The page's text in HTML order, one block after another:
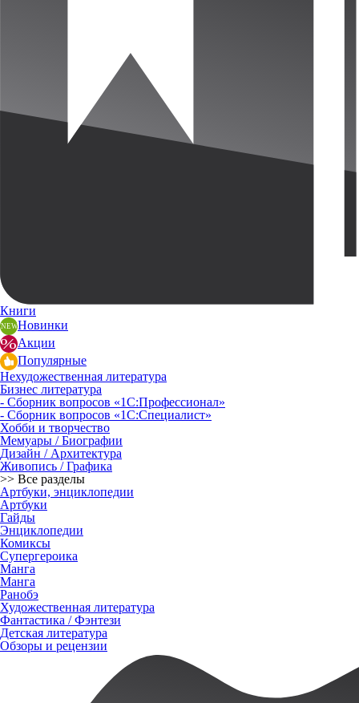
Книги
Новинки
Акции
Популярные
Нехудожественная литература
Бизнес литература
- Сборник вопросов «1С:Профессионал»
- Сборник вопросов «1С:Специалист»
Хобби и творчество
Мемуары / Биографии
Дизайн / Архитектура
Живопись / Графика
>> Все разделы
Артбуки, энциклопедии
Артбуки
Гайды
Энциклопедии
Комиксы
Супергероика
Манга
Манга
Ранобэ
Художественная литература
Фантастика / Фэнтези
Детская литература
Обзоры и рецензии